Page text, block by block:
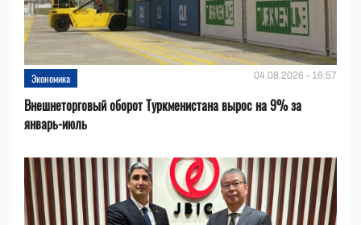
Экономика 04.08.2026 - 16:57
Внешнеторговый оборот Туркменистана вырос на 9% за
январь-июль